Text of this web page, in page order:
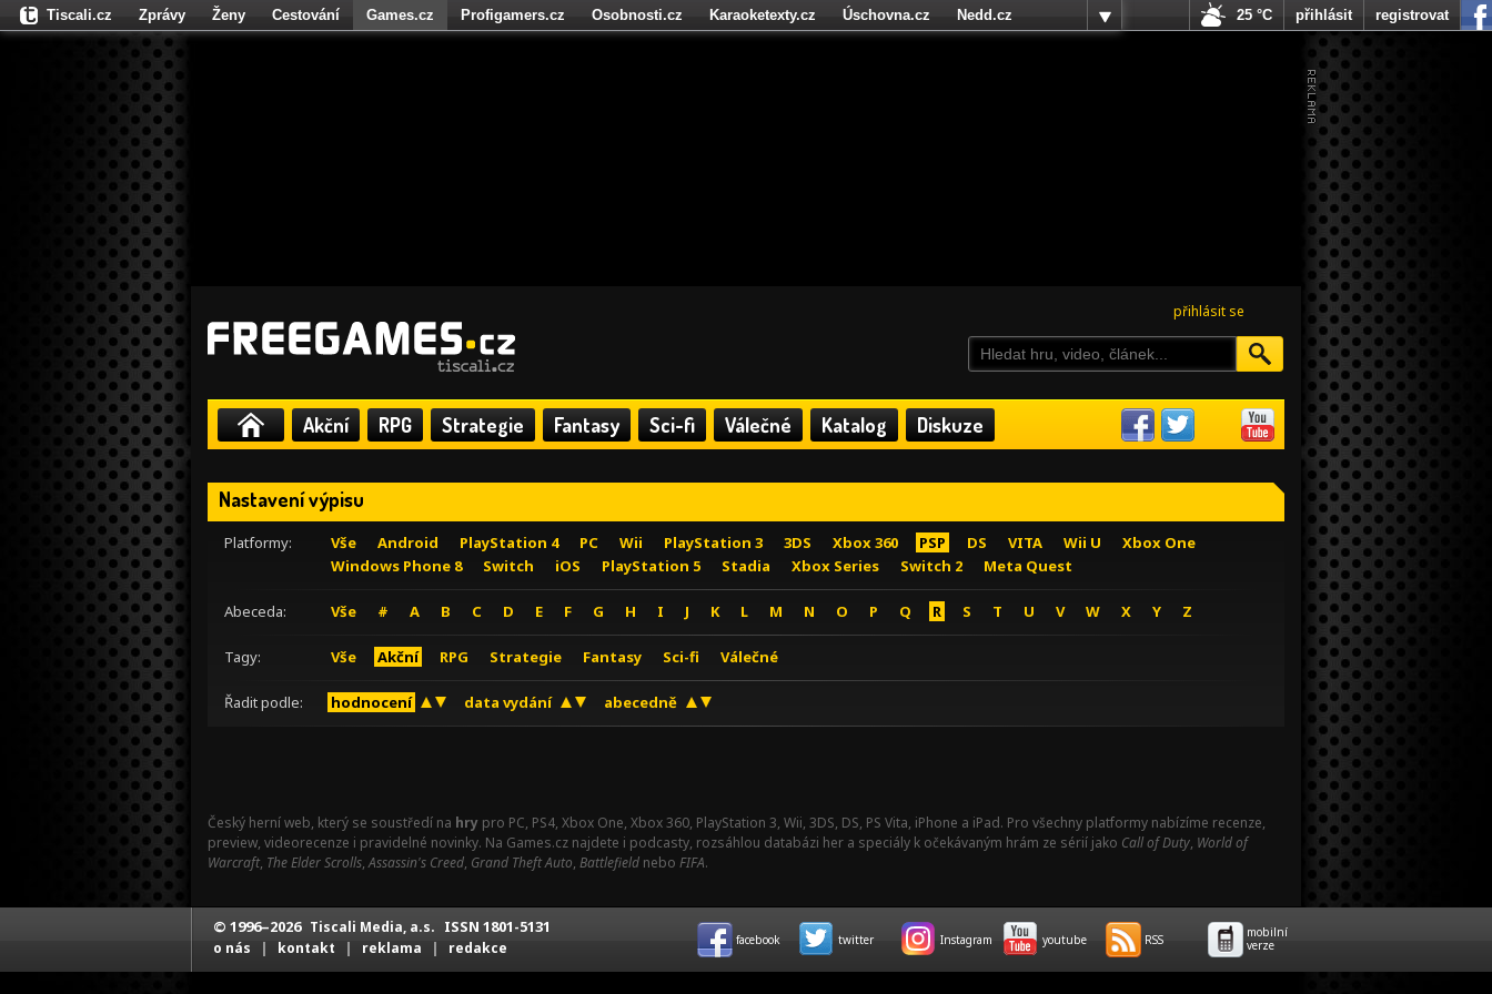
přihlásit se
Akční RPG Strategie Fantasy Sci-fi Válečné Katalog Diskuze
Nastavení výpisu
Platformy: Vše Android PlayStation 4 PC Wii PlayStation 3 3DS Xbox 360 PSP DS VITA Wii U
Xbox One
Windows Phone 8
Switch iOS PlayStation 5 Stadia Xbox Series Switch 2 Meta Quest
Abeceda: Vše # A B C D E F G H I J K L M N O P Q R S T U V W X Y Z
Tagy: Vše Akční RPG Strategie Fantasy Sci-fi Válečné
Řadit podle: hodnocení data vydání abecedně
Český herní web, který se soustředí na hry pro PC, PS4, Xbox One, Xbox 360, PlayStation 3, Wii, 3DS, DS, PS Vita, iPhone a iPad. Pro všechny platformy nabízíme recenze,
preview, videorecenze i pravidelné novinky. Na Games.cz najdete i podcasty, rozsáhlou databázi her a speciály k očekávaným hrám ze sérií jako Call of Duty, World of
Warcraft, The Elder Scrolls,Assassin's Creed, Grand Theft Auto, Battlefield nebo FIFA.
Tiscali.cz Zprávy Ženy Cestování Games.cz Profigamers.cz Osobnosti.cz Karaoketexty.cz Úschovna.cz
Nedd.cz
Fights.cz
25 °C přihlásit registrovat
© 1996–2026 Tiscali Media, a.s. ISSN 1801-5131
o nás | kontakt | reklama | redakce facebook twitter Instagram youtube RSS
mobilní
verze